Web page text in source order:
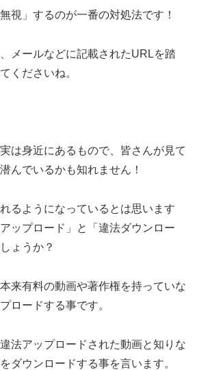
視」するのが一番の対処法です！
メールなどに記載されたURLを踏
くださいね。
は身近にあるもので、皆さんが見て
んでいるかも知れません！
るようになっているとは思います
ップロード」と「違法ダウンロー
ょうか？
来有料の動画や著作権を持っていな
ロードする事です。
法アップロードされた動画と知りな
ダウンロードする事を言います。